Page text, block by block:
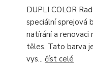
DUPLI COLOR
speciální sprejová
natírání a
těles. Tato barva
vys... číst celé